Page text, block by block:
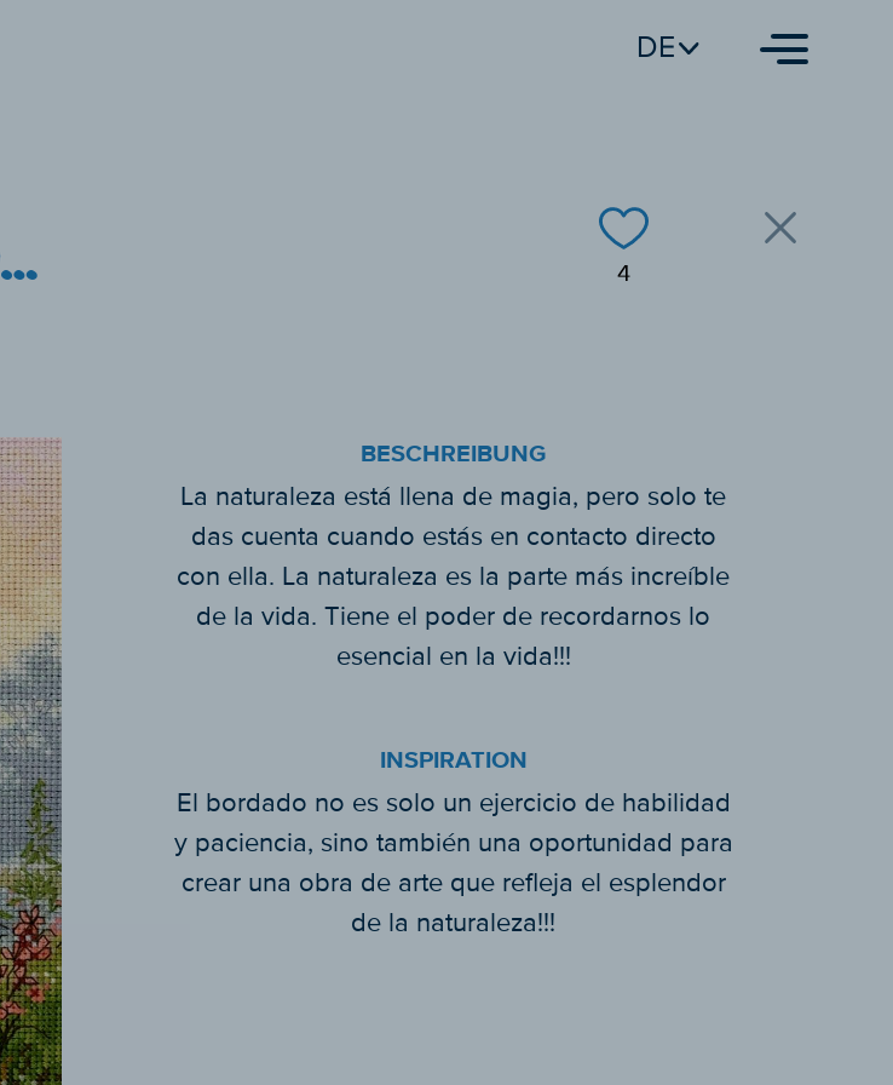
DE
4
La naturaleza tiene el poder de calmar el corazón y alimentar el alma!!!
BESCHREIBUNG
La naturaleza está llena de magia, pero solo te
das cuenta cuando estás en contacto directo
con ella. La naturaleza es la parte más increíble
de la vida. Tiene el poder de recordarnos lo
esencial en la vida!!!
INSPIRATION
El bordado no es solo un ejercicio de habilidad
y paciencia, sino también una oportunidad para
crear una obra de arte que refleja el esplendor
de la naturaleza!!!